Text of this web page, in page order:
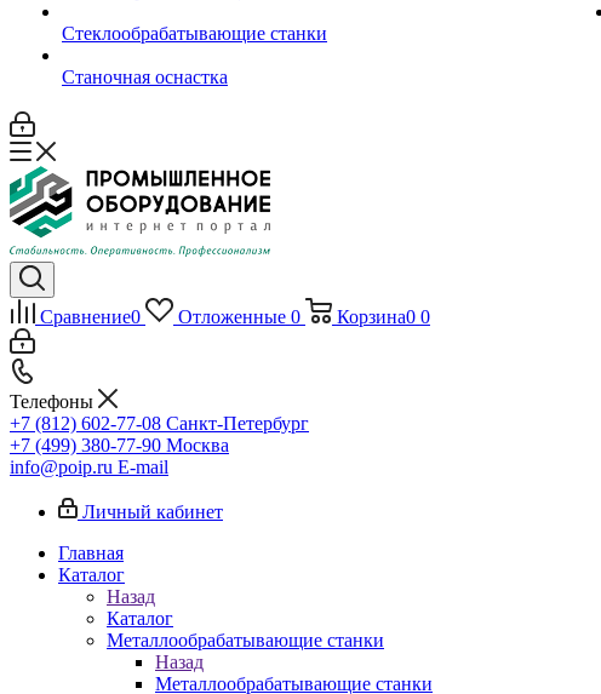
Стеклообрабатывающие станки
Станочная оснастка
Сравнение0 Отложенные 0 Корзина0 0
Телефоны
+7 (812) 602-77-08 Санкт-Петербург
+7 (499) 380-77-90 Москва
info@poip.ru E-mail
Личный кабинет
Главная
Каталог
Назад
Каталог
Металлообрабатывающие станки
Назад
Металлообрабатывающие станки